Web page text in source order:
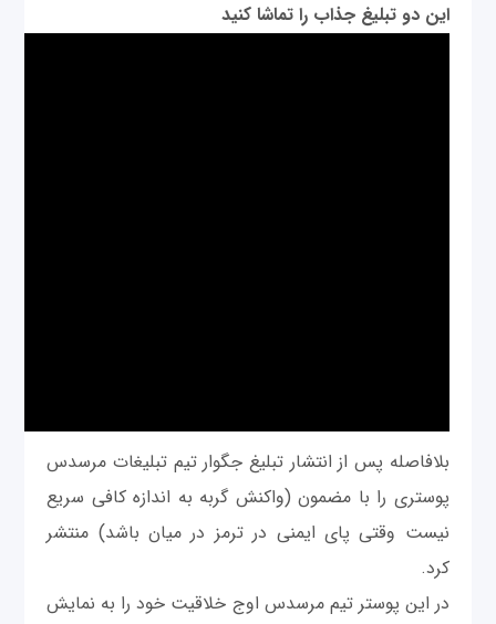
این دو تبلیغ جذاب را تماشا کنید
بلا‌فاصله پس از انتشار تبلیغ جگوار تیم تبلیغات مرسدس
پوستری را با مضمون (واکنش گربه به اندازه کافی سریع
نیست وقتی پای ایمنی در ترمز در میان باشد) منتشر
کرد.
در این پوستر تیم مرسدس اوج خلاقیت خود را به نمایش